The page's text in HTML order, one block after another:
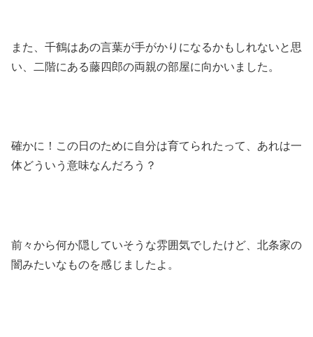
また、千鶴はあの言葉が手がかりになるかもしれないと思
い、二階にある藤四郎の両親の部屋に向かいました。
確かに！この日のために自分は育てられたって、あれは一
体どういう意味なんだろう？
前々から何か隠していそうな雰囲気でしたけど、北条家の
闇みたいなものを感じましたよ。